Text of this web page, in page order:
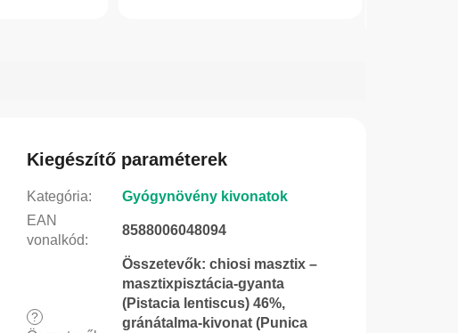
Kiegészítő paraméterek
Kategória:
Gyógynövény kivonatok
EAN
vonalkód:
8588006048094
?
Összetevők: chiosi masztix –
masztixpisztácia-gyanta
(Pistacia lentiscus) 46%,
gránátalma-kivonat (Punica